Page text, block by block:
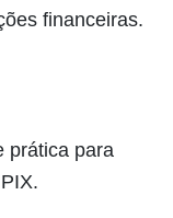
financeiras.
prática para